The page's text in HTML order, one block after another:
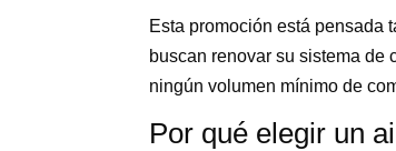
Esta promoción está pensada
buscan renovar su sistema de
ningún volumen mínimo de
Por qué elegir un